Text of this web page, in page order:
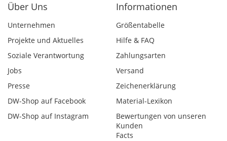
Über Uns
Unternehmen
Projekte und Aktuelles
Soziale Verantwortung
Jobs
Presse
DW-Shop auf Facebook
DW-Shop auf Instagram
Informationen
Größentabelle
Hilfe & FAQ
Zahlungsarten
Versand
Zeichenerklärung
Material-Lexikon
Bewertungen von unseren
Kunden
Facts